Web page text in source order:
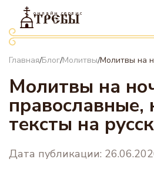
онлайн сервис
ТРЕБЫ
Главная/Блог/Молитвы/Молитвы на
Молитвы на
православные,
тексты на
Дата публикации: